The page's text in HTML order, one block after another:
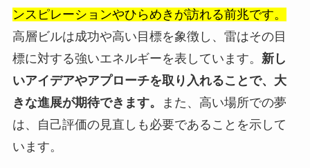
ンスピレーションやひらめきが訪れる前兆です。
高層ビルは成功や高い目標を象徴し、雷はその目
標に対する強いエネルギーを表しています。 新し
いアイデアやアプローチを取り入れることで、大
きな進展が期待できます。
また、高い場所での夢
は、自己評価の見直しも必要であることを示して
います。